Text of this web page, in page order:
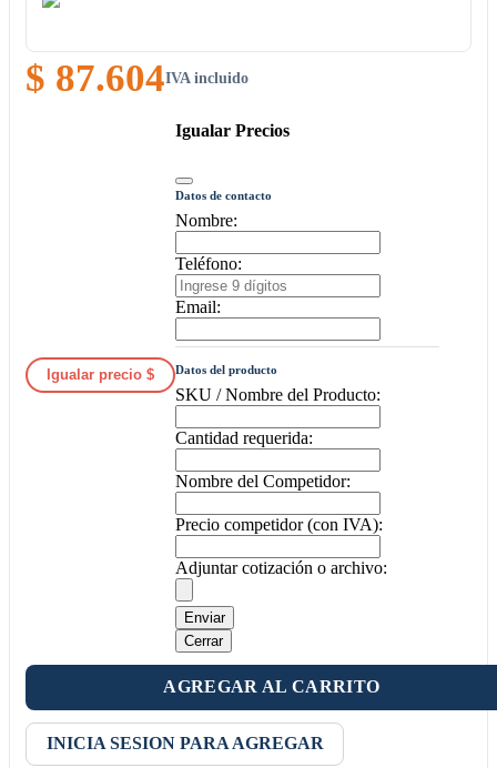
$ 87.604IVA incluido
Igualar precio $
Igualar Precios
Datos de contacto
Nombre:
Teléfono:
Email:
Datos del producto
SKU / Nombre del Producto:
Cantidad requerida:
Nombre del Competidor:
Precio competidor (con IVA):
Adjuntar cotización o archivo:
Enviar
Cerrar
AGREGAR AL CARRITO
INICIA SESION PARA AGREGAR